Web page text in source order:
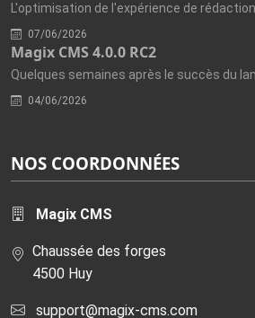
L'optimisation de l'expérience de
07/06/2026
Magix CMS 4.0.0 RC2
04/06/2026
NOS COORDONNÉES
Magix CMS
Chaussée des forges
4500 Huy
support@magix-cms.com